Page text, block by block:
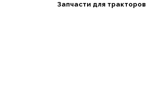
Запчасти для тракторов